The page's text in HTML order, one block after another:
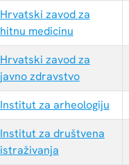
Hrvatski zavod za
hitnu medicinu
Hrvatski zavod za
javno zdravstvo
Institut za arheologiju
Institut za društvena
istraživanja